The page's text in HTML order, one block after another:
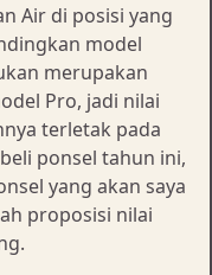
Air di posisi yang
model
merupakan
Pro, jadi nilai
terletak pada
ponsel tahun ini,
yang akan saya
proposisi nilai